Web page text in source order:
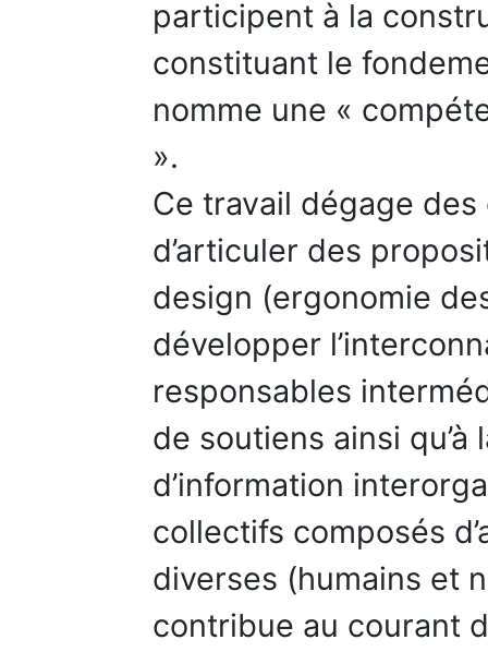
participent à la
constituant le
nomme une «
».
Ce travail dégage
d’articuler des
design (ergonomie
développer
responsables
de soutiens ainsi
d’information
collectifs composés
diverses (humains et
contribue au courant